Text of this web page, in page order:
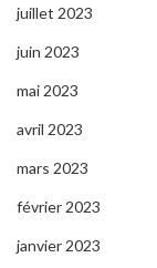
juillet 2023
juin 2023
mai 2023
avril 2023
mars 2023
février 2023
janvier 2023